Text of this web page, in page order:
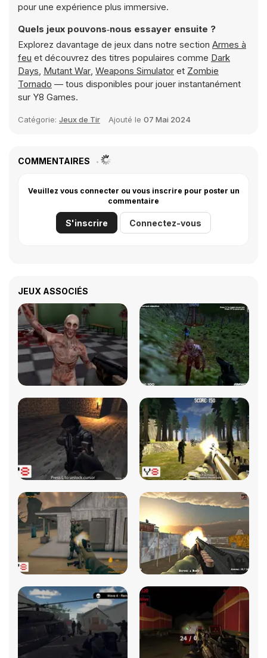
pour une expérience plus immersive.
Quels jeux pouvons‑nous essayer ensuite ?
Explorez davantage de jeux dans notre section Armes à
feu et découvrez des titres populaires comme Dark
Days, Mutant War, Weapons Simulator et Zombie
Tornado — tous disponibles pour jouer instantanément
sur Y8 Games.
Catégorie: Jeux de Tir Ajouté le 07 Mai 2024
COMMENTAIRES
Veuillez vous connecter ou vous inscrire pour poster un
commentaire
S'inscrire Connectez-vous
JEUX ASSOCIÉS